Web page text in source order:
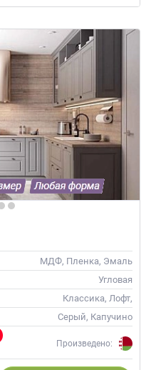
МДФ, Пленка, Эмаль
Угловая
Классика, Лофт,
Скандинавский, Неоклассика
Серый, Капучино
Произведено: